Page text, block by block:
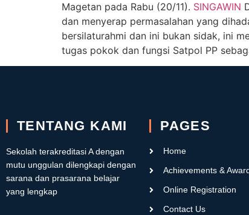
Magetan pada Rabu (20/11). SINGAWIN
dan menyerap permasalahan yang
bersilaturahmi dan ini bukan sidak, ini
tugas pokok dan fungsi Satpol PP
TENTANG KAMI
Sekolah terakreditasi A dengan
mutu unggulan dilengkapi dengan
sarana dan prasarana belajar
yang lengkap
PAGES
Home
Achievements &
Online Registration
Contact Us